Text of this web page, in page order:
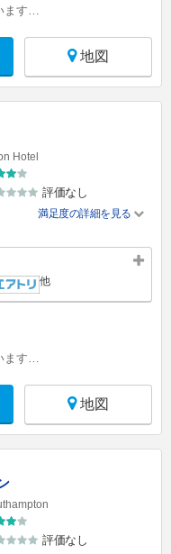
ます…
地図
Hotel
評価なし
満足度の詳細を見る
他
ます…
地図
評価なし